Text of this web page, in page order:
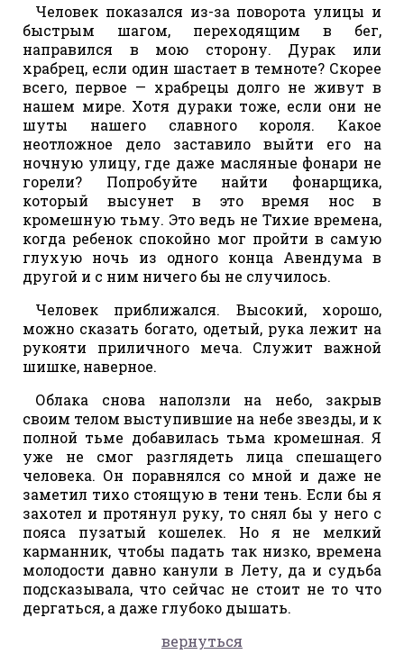
Человек показался из-за поворота улицы и
быстрым шагом, переходящим в бег,
направился в мою сторону. Дурак или
храбрец, если один шастает в темноте? Скорее
всего, первое — храбрецы долго не живут в
нашем мире. Хотя дураки тоже, если они не
шуты нашего славного короля. Какое
неотложное дело заставило выйти его на
ночную улицу, где даже масляные фонари не
горели? Попробуйте найти фонарщика,
который высунет в это время нос в
кромешную тьму. Это ведь не Тихие времена,
когда ребенок спокойно мог пройти в самую
глухую ночь из одного конца Авендума в
другой и с ним ничего бы не случилось.
Человек приближался. Высокий, хорошо,
можно сказать богато, одетый, рука лежит на
рукояти приличного меча. Служит важной
шишке, наверное.
Облака снова наползли на небо, закрыв
своим телом выступившие на небе звезды, и к
полной тьме добавилась тьма кромешная. Я
уже не смог разглядеть лица спешащего
человека. Он поравнялся со мной и даже не
заметил тихо стоящую в тени тень. Если бы я
захотел и протянул руку, то снял бы у него с
пояса пузатый кошелек. Но я не мелкий
карманник, чтобы падать так низко, времена
молодости давно канули в Лету, да и судьба
подсказывала, что сейчас не стоит не то что
дергаться, а даже глубоко дышать.
вернуться